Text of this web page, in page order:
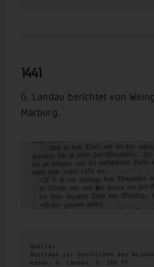
1441
G. Landau berichtet von
Marburg.
Quelle:
Beiträge zur Geschichte des
essen, G. Landau, S. 160 ff